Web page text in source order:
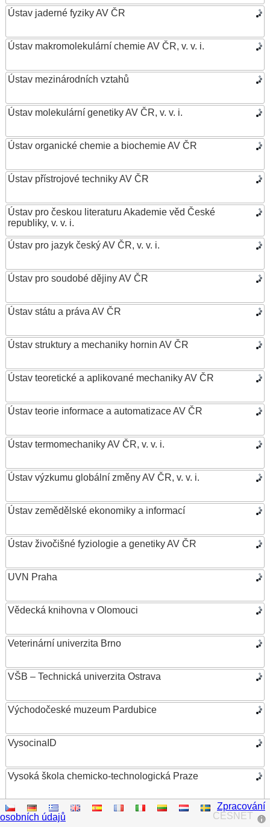
Ústav jaderné fyziky AV ČR
Ústav makromolekulární chemie AV ČR, v. v. i.
Ústav mezinárodních vztahů
Ústav molekulární genetiky AV ČR, v. v. i.
Ústav organické chemie a biochemie AV ČR
Ústav přístrojové techniky AV ČR
Ústav pro českou literaturu Akademie věd České
republiky, v. v. i.
Ústav pro jazyk český AV ČR, v. v. i.
Ústav pro soudobé dějiny AV ČR
Ústav státu a práva AV ČR
Ústav struktury a mechaniky hornin AV ČR
Ústav teoretické a aplikované mechaniky AV ČR
Ústav teorie informace a automatizace AV ČR
Ústav termomechaniky AV ČR, v. v. i.
Ústav výzkumu globální změny AV ČR, v. v. i.
Ústav zemědělské ekonomiky a informací
Ústav živočišné fyziologie a genetiky AV ČR
UVN Praha
Vědecká knihovna v Olomouci
Veterinární univerzita Brno
VŠB – Technická univerzita Ostrava
Východočeské muzeum Pardubice
VysocinaID
Vysoká škola chemicko-technologická Praze
Vysoká škola ekonomická v Praze
CESNET
Zpracování
osobních údajů